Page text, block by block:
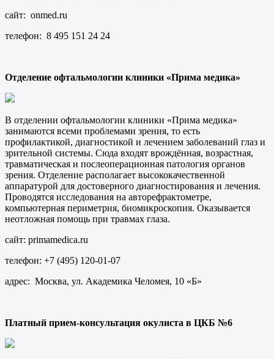
сайт: onmed.ru
телефон: 8 495 151 24 24
Отделение офтальмологии клиники «Прима медика»
В отделении офтальмологии клиники «Прима медика»
занимаются всеми проблемами зрения, то есть
профилактикой, диагностикой и лечением заболеваний глаз и
зрительной системы. Сюда входят врождённая, возрастная,
травматическая и послеоперационная патология органов
зрения. Отделение располагает высококачественной
аппаратурой для достоверного диагностирования и лечения.
Проводятся исследования на авторефрактометре,
компьютерная периметрия, биомикроскопия. Оказывается
неотложная помощь при травмах глаза.
сайт: primamedica.ru
телефон: +7 (495) 120-01-07
адрес: Москва, ул. Академика Челомея, 10 «Б»
Платный прием-консультация окулиста в ЦКБ №6